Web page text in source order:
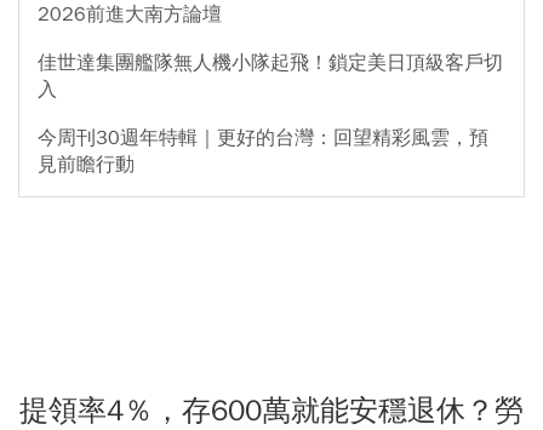
2026前進大南方論壇
佳世達集團艦隊無人機小隊起飛！鎖定美日頂級客戶切
入
今周刊30週年特輯｜更好的台灣：回望精彩風雲，預
見前瞻行動
提領率4％，存600萬就能安穩退休？勞